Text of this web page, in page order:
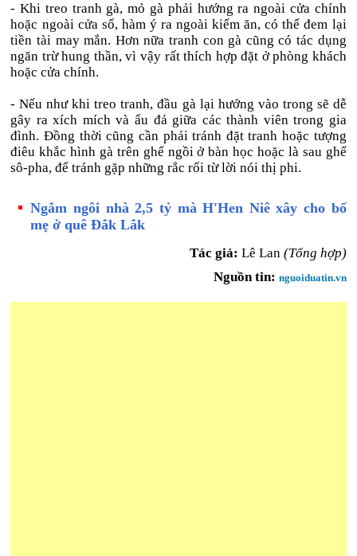
- Khi treo tranh gà, mỏ gà phải hướng ra ngoài cửa chính
hoặc ngoài cửa sổ, hàm ý ra ngoài kiếm ăn, có thể đem lại
tiền tài may mắn. Hơn nữa tranh con gà cũng có tác dụng
ngăn trừ hung thần, vì vậy rất thích hợp đặt ở phòng khách
hoặc cửa chính.
- Nếu như khi treo tranh, đầu gà lại hướng vào trong sẽ dễ
gây ra xích mích và ẩu đả giữa các thành viên trong gia
đình. Đồng thời cũng cần phải tránh đặt tranh hoặc tượng
điêu khắc hình gà trên ghế ngồi ở bàn học hoặc là sau ghế
sô-pha, để tránh gặp những rắc rối từ lời nói thị phi.
Ngắm ngôi nhà 2,5 tỷ mà H'Hen Niê xây cho bố
mẹ ở quê Đắk Lắk
Tác giả: Lê Lan (Tổng hợp)
Nguồn tin: nguoiduatin.vn